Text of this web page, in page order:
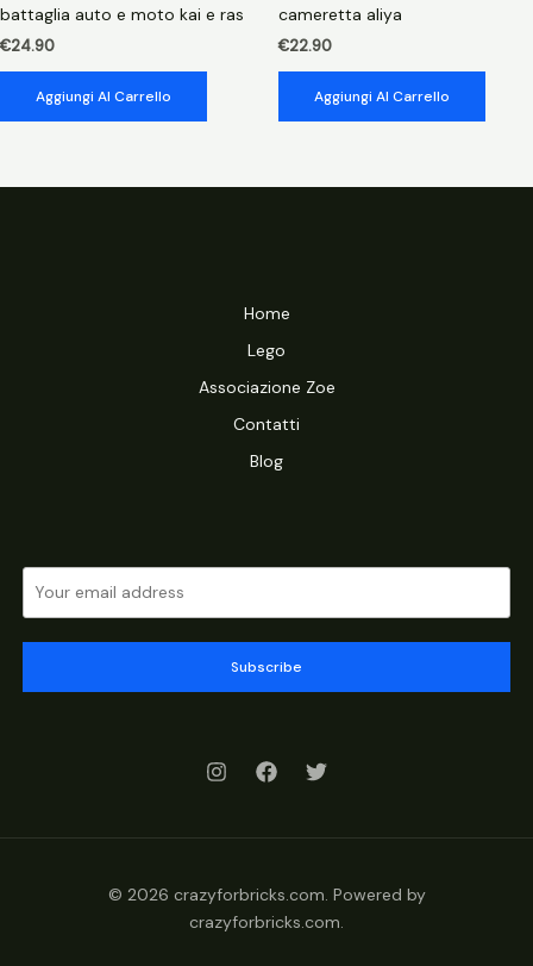
battaglia auto e moto kai e ras
€24.90
Aggiungi Al Carrello
cameretta aliya
€22.90
Aggiungi Al Carrello
Home
Lego
Associazione Zoe
Contatti
Blog
Subscribe
© 2026 crazyforbricks.com. Powered by
crazyforbricks.com.